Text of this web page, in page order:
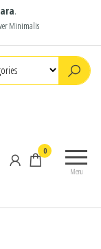
.
Minimalis
Menu
0